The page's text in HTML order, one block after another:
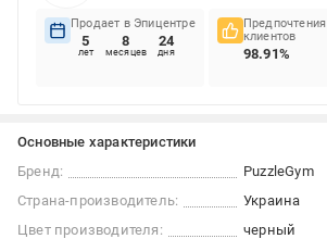
Продает в Эпицентре
5
лет
8
месяцев
24
дня
Предпочтения
клиентов
98.91%
Основные характеристики
Бренд:
PuzzleGym
Страна-производитель:
Украина
Цвет производителя:
черный